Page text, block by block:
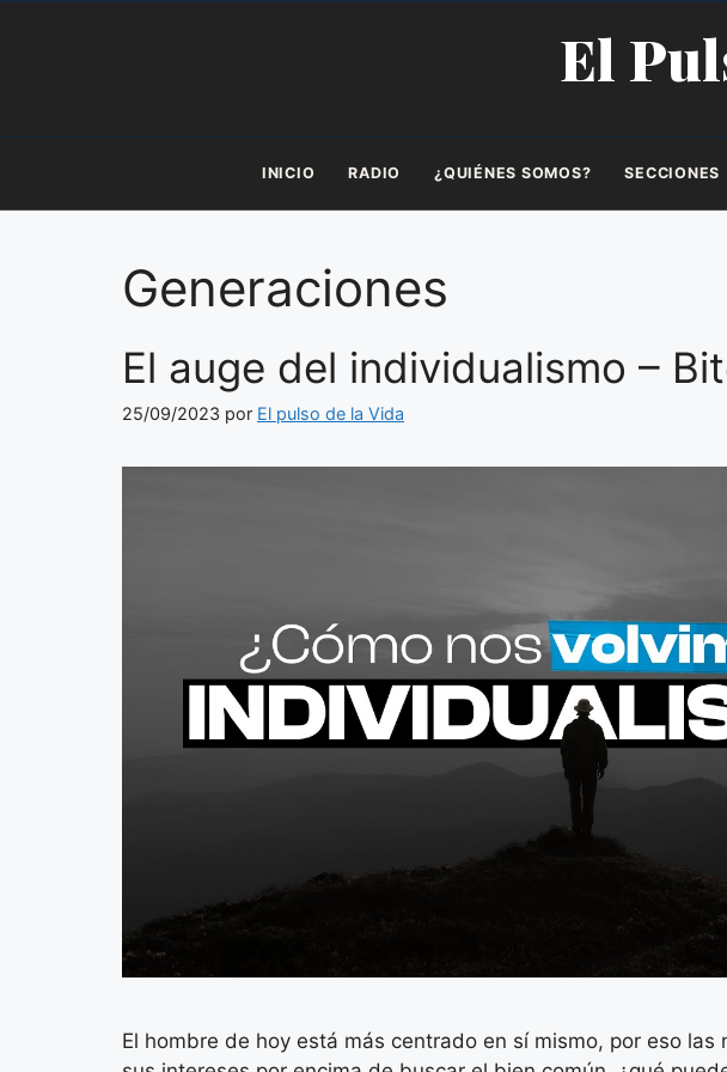
El
INICIO RADIO ¿QUIÉNES SOMOS? SECCIONES
Generaciones
El auge del individualismo –
25/09/2023 por El pulso de la Vida
El hombre de hoy está más centrado en sí mismo, por eso las